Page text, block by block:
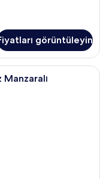
görüntüleyin
Büyük Yataklı Oda,
Manzaralı